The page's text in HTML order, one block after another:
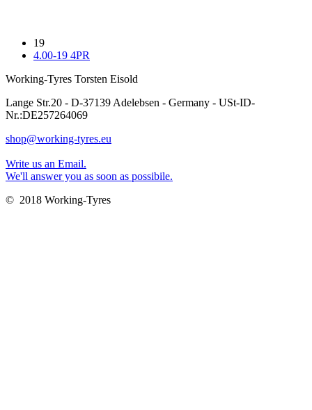
19
4.00-19 4PR
Working-Tyres Torsten Eisold
Lange Str.20 - D-37139 Adelebsen - Germany - USt-ID-
Nr.:DE257264069
shop@working-tyres.eu
Write us an Email.
We'll answer you as soon as possibile.
© 2018 Working-Tyres